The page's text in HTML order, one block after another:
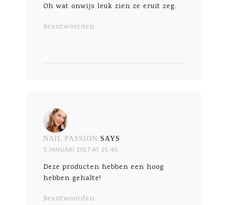
Oh wat onwijs leuk zien ze eruit zeg.
Beantwoorden
NAIL PASSION SAYS
5 JANUARI 2017 AT 21:40
Deze producten hebben een hoog
hebben gehalte!
Beantwoorden